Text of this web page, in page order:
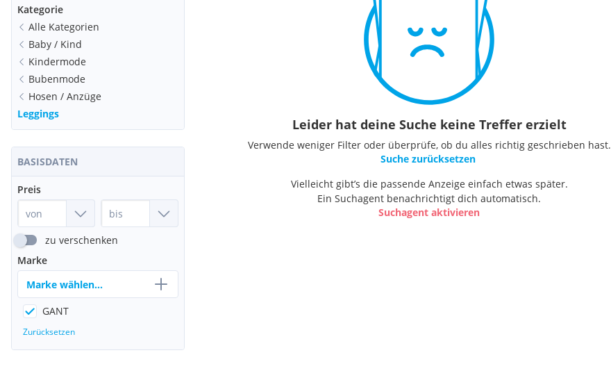
Kategorie
Alle Kategorien
Baby / Kind
Kindermode
Bubenmode
Hosen / Anzüge
Leggings
BASISDATEN
Preis
zu verschenken
Marke
Marke wählen...
GANT
Zurücksetzen
Leider hat deine Suche keine Treffer erzielt
Verwende weniger Filter oder überprüfe, ob du alles richtig geschrieben hast.
Suche zurücksetzen
Vielleicht gibt’s die passende Anzeige einfach etwas später.
Ein Suchagent benachrichtigt dich automatisch.
Suchagent aktivieren